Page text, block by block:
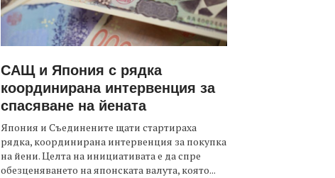
САЩ и Япония с рядка
координирана интервенция за
спасяване на йената
Япония и Съединените щати стартираха
рядка, координирана интервенция за покупка
на йени. Целта на инициативата е да спре
обезценяването на японската валута, която...